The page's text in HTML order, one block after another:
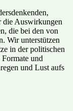
die Auswirkungen
die bei den von
Wir unterstützen
in der politischen
und
und Lust aufs